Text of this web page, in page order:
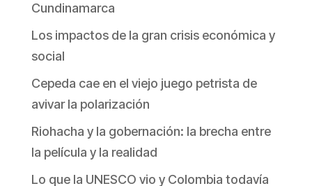
Cundinamarca
Los impactos de la gran crisis económica y
social
Cepeda cae en el viejo juego petrista de
avivar la polarización
Riohacha y la gobernación: la brecha entre
la película y la realidad
Lo que la UNESCO vio y Colombia todavía